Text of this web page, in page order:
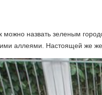
назвать зеленым
аллеями. Настоящей же